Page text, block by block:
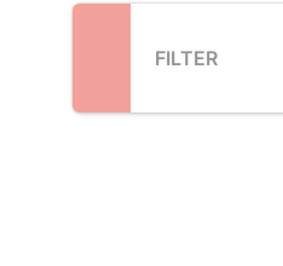
FILTER